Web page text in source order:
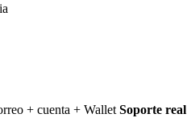
+ cuenta + Wallet Soporte real